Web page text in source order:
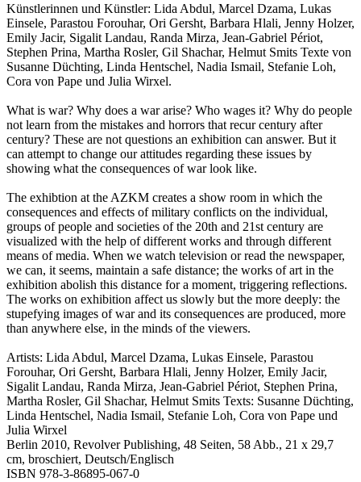
Künstlerinnen und Künstler: Lida Abdul, Marcel Dzama, Lukas
Einsele, Parastou Forouhar, Ori Gersht, Barbara Hlali, Jenny Holzer,
Emily Jacir, Sigalit Landau, Randa Mirza, Jean-Gabriel Périot,
Stephen Prina, Martha Rosler, Gil Shachar, Helmut Smits Texte von
Susanne Düchting, Linda Hentschel, Nadia Ismail, Stefanie Loh,
Cora von Pape und Julia Wirxel.
What is war? Why does a war arise? Who wages it? Why do people
not learn from the mistakes and horrors that recur century after
century? These are not questions an exhibition can answer. But it
can attempt to change our attitudes regarding these issues by
showing what the consequences of war look like.
The exhibtion at the AZKM creates a show room in which the
consequences and effects of military conflicts on the individual,
groups of people and societies of the 20th and 21st century are
visualized with the help of different works and through different
means of media. When we watch television or read the newspaper,
we can, it seems, maintain a safe distance; the works of art in the
exhibition abolish this distance for a moment, triggering reflections.
The works on exhibition affect us slowly but the more deeply: the
stupefying images of war and its consequences are produced, more
than anywhere else, in the minds of the viewers.
Artists: Lida Abdul, Marcel Dzama, Lukas Einsele, Parastou
Forouhar, Ori Gersht, Barbara Hlali, Jenny Holzer, Emily Jacir,
Sigalit Landau, Randa Mirza, Jean-Gabriel Périot, Stephen Prina,
Martha Rosler, Gil Shachar, Helmut Smits Texts: Susanne Düchting,
Linda Hentschel, Nadia Ismail, Stefanie Loh, Cora von Pape und
Julia Wirxel
Berlin 2010, Revolver Publishing, 48 Seiten, 58 Abb., 21 x 29,7
cm, broschiert, Deutsch/Englisch
ISBN 978-3-86895-067-0